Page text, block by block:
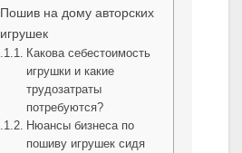
Пошив на дому авторских
игрушек
Какова себестоимость
игрушки и какие
трудозатраты
потребуются?
Нюансы бизнеса по
пошиву игрушек сидя